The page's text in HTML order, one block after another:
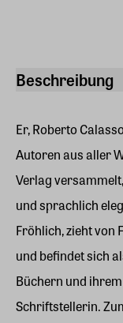
Beschreibung
Er, Roberto
Autoren aus aller
Verlag
und sprachlich
Fröhlich, zieht von
und befindet sich
Büchern und
Schriftstellerin.